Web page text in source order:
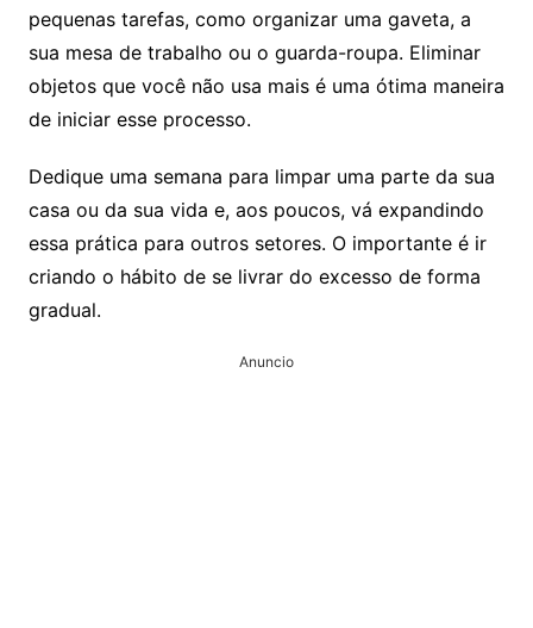
pequenas tarefas, como organizar uma gaveta, a
sua mesa de trabalho ou o guarda-roupa. Eliminar
objetos que você não usa mais é uma ótima maneira
de iniciar esse processo.
Dedique uma semana para limpar uma parte da sua
casa ou da sua vida e, aos poucos, vá expandindo
essa prática para outros setores. O importante é ir
criando o hábito de se livrar do excesso de forma
gradual.
Anuncio